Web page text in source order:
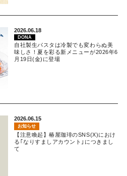
2026.06.18
DONA
自社製生パスタは冷製でも変わらぬ美
味しさ！夏を彩る新メニューが2026年6
月19日(金)に登場
2026.06.15
お知らせ
【注意喚起】椿屋珈琲のSNS(X)におけ
る｢なりすましアカウント｣につきまし
て